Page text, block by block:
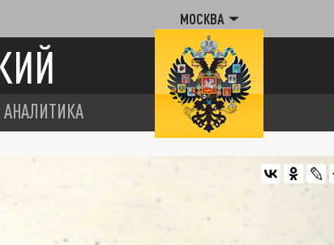
МОСКВА
АНАЛИТИКА